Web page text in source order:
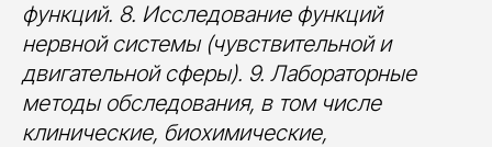
функций. 8. Исследование функций
нервной системы (чувствительной и
двигательной сферы). 9. Лабораторные
методы обследования, в том числе
клинические, биохимические,